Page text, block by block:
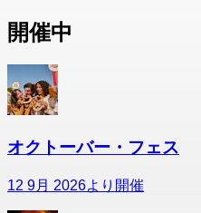
開催中
オクトーバー・フェス
12 9月 2026より開催